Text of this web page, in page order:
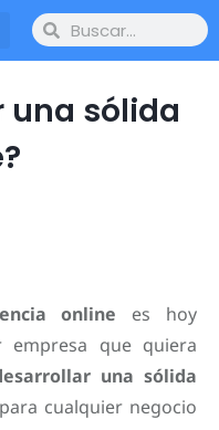
una sólida
online es hoy
empresa que quiera
una sólida
cualquier negocio